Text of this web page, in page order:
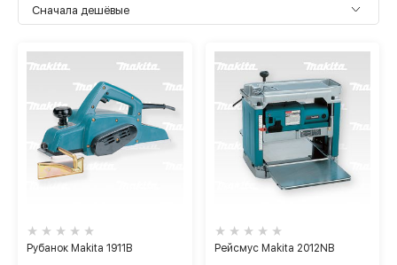
Рубанок Makita 1911B Рейсмус Makita 2012NB